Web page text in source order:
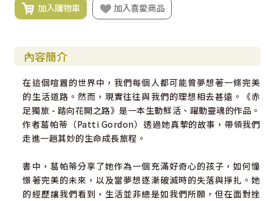
加入購物車 加入喜愛商品
內容簡介
在這個喧囂的世界中，我們每個人都可能曾夢想著一條完美
的生活道路。然而，現實往往與我們的理想相去甚遠。《赤
足獨旅 - 踏向花開之路》是一本生動鮮活、躍動靈魂的作品。
作者葛帕蒂（Patti Gordon）透過她真摯的故事，帶領我們
走進一趟其妙的生命成長旅程。
書中，葛帕蒂分享了她作為一個充滿好奇心的孩子，如何憧
憬著完美的未來，以及當夢想逐漸破滅時的失落與掙扎。她
的經歷讓我們看到，生活並非總是如我們所願，但在面對挫